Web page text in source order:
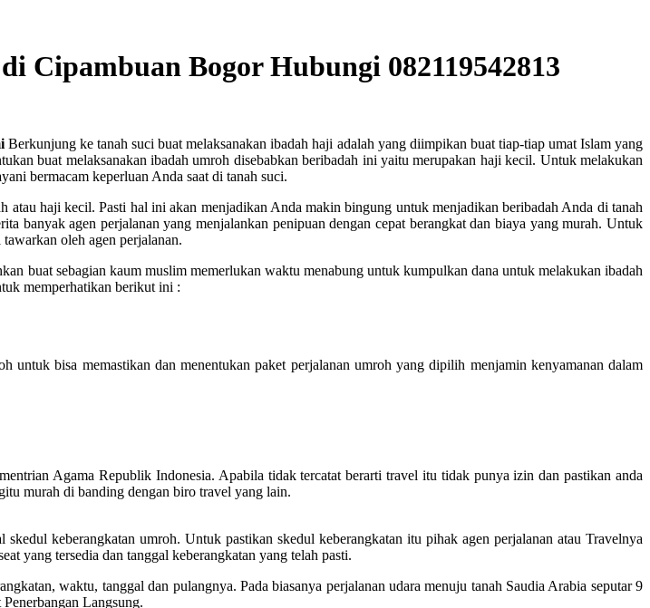
Cipambuan Bogor Hubungi 082119542813
Berkunjung ke tanah suci buat melaksanakan ibadah haji adalah yang diimpikan buat tiap-tiap umat Islam yang
buat melaksanakan ibadah umroh disebabkan beribadah ini yaitu merupakan haji kecil. Untuk melakukan
bermacam keperluan Anda saat di tanah suci.
atau haji kecil. Pasti hal ini akan menjadikan Anda makin bingung untuk menjadikan beribadah Anda di tanah
banyak agen perjalanan yang menjalankan penipuan dengan cepat berangkat dan biaya yang murah. Untuk
oleh agen perjalanan.
buat sebagian kaum muslim memerlukan waktu menabung untuk kumpulkan dana untuk melakukan ibadah
memperhatikan berikut ini :
bisa memastikan dan menentukan paket perjalanan umroh yang dipilih menjamin kenyamanan dalam
Agama Republik Indonesia. Apabila tidak tercatat berarti travel itu tidak punya izin dan pastikan anda
murah di banding dengan biro travel yang lain.
keberangkatan umroh. Untuk pastikan skedul keberangkatan itu pihak agen perjalanan atau Travelnya
yang tersedia dan tanggal keberangkatan yang telah pasti.
waktu, tanggal dan pulangnya. Pada biasanya perjalanan udara menuju tanah Saudia Arabia seputar 9
Langsung.